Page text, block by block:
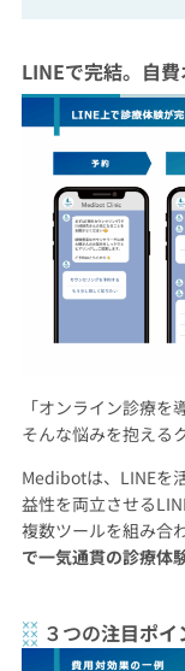
現場経験か
という選択
展示会概要
株式会社ソ
LINEで完結。自
「オンライン診療を
そんな悩みを抱える
Medibotは、LINEを
益性を両立させる
複数ツールを組み合
で一気通貫の診療体
３つの注目ポイ